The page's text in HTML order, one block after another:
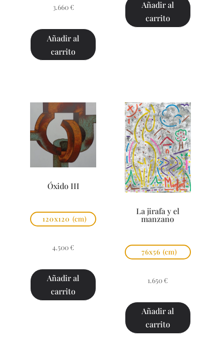
3.660 €
Añadir al
carrito
Añadir al
carrito
Óxido III
120x120 (cm)
4.500 €
Añadir al
carrito
La jirafa y el
manzano
76x56 (cm)
1.650 €
Añadir al
carrito